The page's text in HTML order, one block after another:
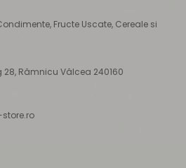
Fructe Uscate, Cereale si
Râmnicu Vâlcea 240160